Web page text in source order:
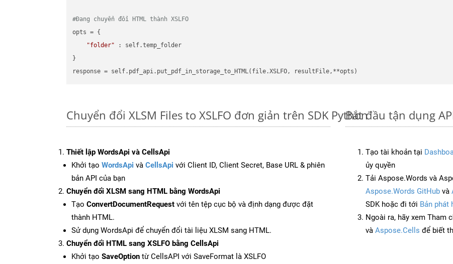
#Đang chuyển đổi HTML thành XSLFO
opts = {
"folder" : self.temp_folder
}
Chuyển đổi XLSM Files to XSLFO đơn giản trên SDK Python
Thiết lập WordsApi và CellsApi
Khởi tạo WordsApi và CellsApi với Client ID, Client Secret, Base URL & phiên
bản API của bạn
Chuyển đổi XLSM sang HTML bằng WordsApi
Tạo ConvertDocumentRequest với tên tệp cục bộ và định dạng được đặt
thành HTML.
Sử dụng WordsApi để chuyển đổi tài liệu XLSM sang HTML.
Chuyển đổi HTML sang XSLFO bằng CellsApi
Khởi tạo SaveOption từ CellsAPI với SaveFormat là XSLFO
Bắt đầu tận dụng
Tạo tài khoản tại
ủy quyền
Tải Aspose.Words và
Aspose.Words GitHub và
SDK hoặc đi tới Bản phát
Ngoài ra, hãy xem Tham
và Aspose.Cells để biết